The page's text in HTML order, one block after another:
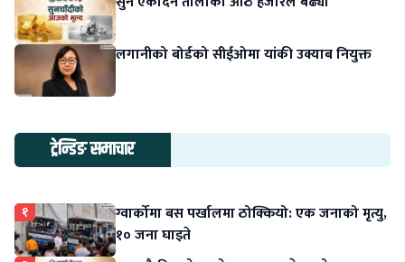
लगानीको बोर्डको सीईओमा यांकी उक्याब नियुक्त
ट्रेन्डिङ समाचार
१
ग्वार्कोमा बस पर्खालमा ठोक्कियो: एक जनाको मृत्यु,
१० जना घाइते